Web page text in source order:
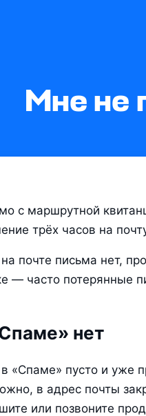
Мне не
с маршрутной
трёх часов на
почте письма нет,
— часто потерянные
нет
«Спаме» пусто и уже
в адрес почты
или позвоните